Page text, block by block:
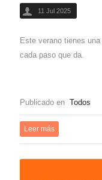
11 Jul 2025
Este verano tienes
cada paso que da.
Publicado en Todos
Leer más